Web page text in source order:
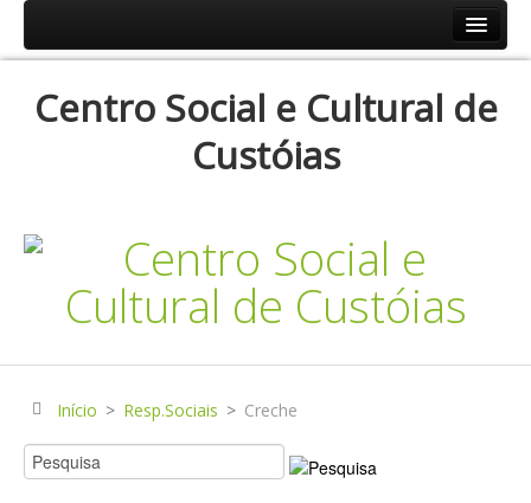
Resp.Sociais
Centro de Convívio
Serviço de Apoio Domiciliário
Agenda
Historial
Publicações
Notícias
Galerias Fotográficas
Centro Social e Cultural de
Custóias
Início > Resp.Sociais > Creche